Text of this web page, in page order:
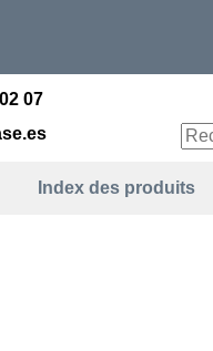
07
Index des produits